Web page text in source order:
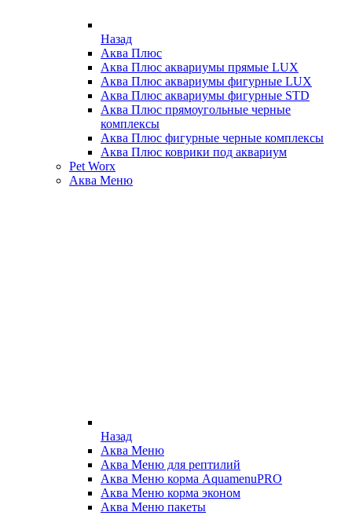
Назад
Аква Плюс
Аква Плюс аквариумы прямые LUX
Аква Плюс аквариумы фигурные LUX
Аква Плюс аквариумы фигурные STD
Аква Плюс прямоугольные черные
комплексы
Аква Плюс фигурные черные комплексы
Аква Плюс коврики под аквариум
Pet Worx
Аква Меню
Назад
Аква Меню
Аква Меню для рептилий
Аква Меню корма AquamenuPRO
Аква Меню корма эконом
Аква Меню пакеты